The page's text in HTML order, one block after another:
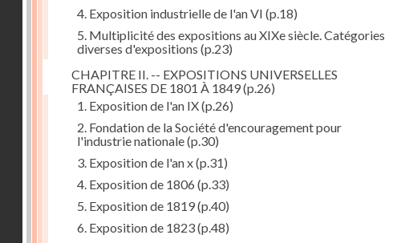
4. Exposition industrielle de l'an VI (p.18)
5. Multiplicité des expositions au XIXe siècle. Catégories
diverses d'expositions (p.23)
CHAPITRE II. -- EXPOSITIONS UNIVERSELLES
FRANÇAISES DE 1801 À 1849(p.26)
1. Exposition de l'an IX(p.26)
2. Fondation de la Société d'encouragement pour
l'industrie nationale(p.30)
3. Exposition de l'an x(p.31)
4. Exposition de 1806 (p.33)
5. Exposition de 1819(p.40)
6. Exposition de 1823(p.48)